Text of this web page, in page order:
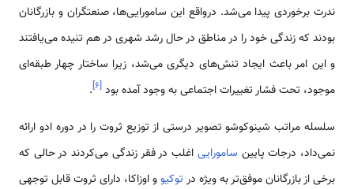
ندرت برخوردی پیدا می‌شد. درواقع این سامورایی‌ها، صنعتگران و بازرگانان
بودند که زندگی خود را در مناطق در حال رشد شهری در هم تنیده می‌یافتند
و این امر باعث ایجاد تنش‌های دیگری می‌شد، زیرا ساختار چهار طبقه‌ای
موجود، تحت فشار تغییرات اجتماعی به وجود آمده بود [۶]
.
سلسله مراتب شینوکوشو تصویر درستی از توزیع ثروت را در دوره ادو ارائه
نمی‌داد، درجات پایین سامورایی اغلب در فقر زندگی می‌کردند در حالی که
برخی از بازرگانان موفق‌تر به ویژه در توکیوو اوزاکا، دارای ثروت قابل توجهی